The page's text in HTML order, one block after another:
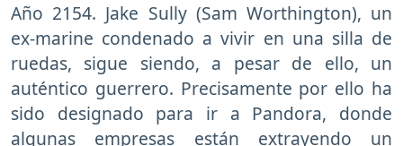
Año 2154. Jake Sully (Sam Worthington), un
ex-marine condenado a vivir en una silla de
ruedas, sigue siendo, a pesar de ello, un
auténtico guerrero. Precisamente por ello ha
sido designado para ir a Pandora, donde
algunas empresas están extrayendo un